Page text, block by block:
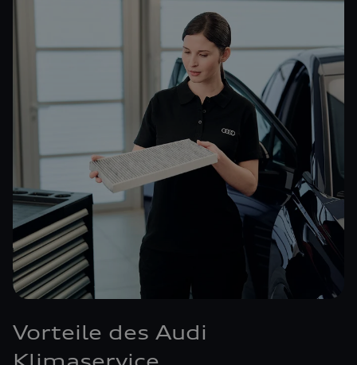
Vorteile des Audi